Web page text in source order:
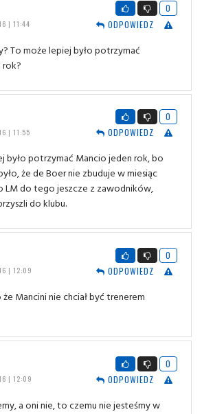
| 11:44
0
ODPOWIEDZ
To może lepiej było potrzymać
rok?
| 11:55
0
ODPOWIEDZ
było potrzymać Mancio jeden rok, bo
że de Boer nie zbuduje w miesiąc
LM do tego jeszcze z zawodników,
do klubu.
| 12:09
0
ODPOWIEDZ
Mancini nie chciał być trenerem
| 12:09
0
ODPOWIEDZ
a oni nie, to czemu nie jesteśmy w